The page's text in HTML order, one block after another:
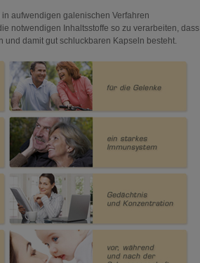
aufwendigen galenischen Verfahren
notwendigen Inhaltsstoffe so zu verarbeiten, dass
damit gut schluckbaren Kapseln besteht.